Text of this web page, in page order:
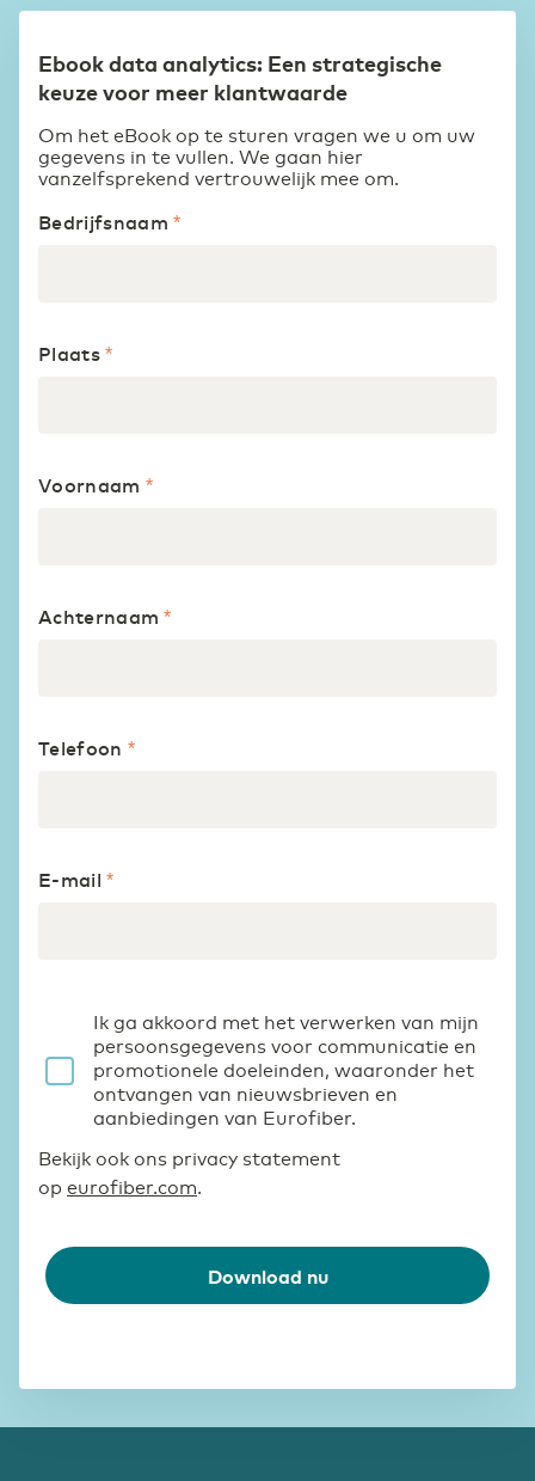
Ebook data analytics: Een strategische
keuze voor meer klantwaarde
Om het eBook op te sturen vragen we u om uw
gegevens in te vullen. We gaan hier
vanzelfsprekend vertrouwelijk mee om.